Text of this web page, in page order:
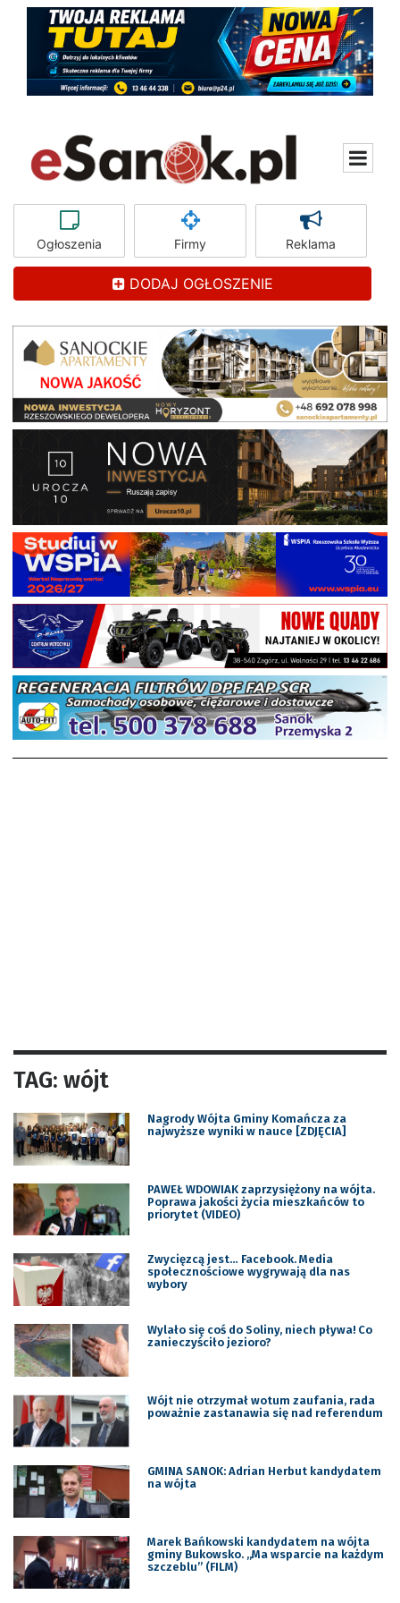
Ogłoszenia Firmy Reklama
DODAJ OGŁOSZENIE
TAG: wójt
Nagrody Wójta Gminy Komańcza za
najwyższe wyniki w nauce [ZDJĘCIA]
PAWEŁ WDOWIAK zaprzysiężony na wójta.
Poprawa jakości życia mieszkańców to
priorytet (VIDEO)
Zwycięzcą jest… Facebook. Media
społecznościowe wygrywają dla nas
wybory
Wylało się coś do Soliny, niech pływa! Co
zanieczyściło jezioro?
Wójt nie otrzymał wotum zaufania, rada
poważnie zastanawia się nad referendum
GMINA SANOK: Adrian Herbut kandydatem
na wójta
Marek Bańkowski kandydatem na wójta
gminy Bukowsko. „Ma wsparcie na każdym
szczeblu” (FILM)